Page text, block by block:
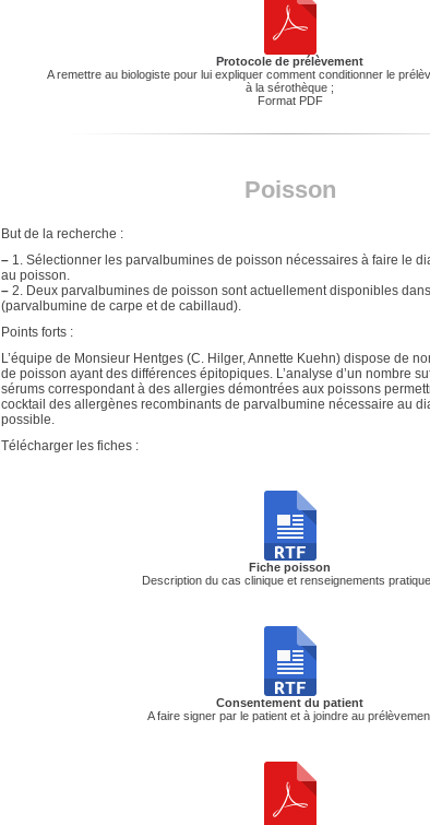
Protocole de prélèvement
A remettre au biologiste pour lui expliquer comment conditionner le
à la sérothèque ;
Format PDF
Poisson
But de la recherche :
–1. Sélectionner les parvalbumines de poisson nécessaires à faire le
au poisson.
–2. Deux parvalbumines de poisson sont actuellement disponibles
(parvalbumine de carpe et de cabillaud).
Points forts :
L’équipe de Monsieur Hentges (C. Hilger, Annette Kuehn) dispose de
de poisson ayant des différences épitopiques. L’analyse d’un nombre
sérums correspondant à des allergies démontrées aux poissons
cocktail des allergènes recombinants de parvalbumine nécessaire au
possible.
Télécharger les fiches :
Fiche poisson
Description du cas clinique et renseignements
Consentement du patient
A faire signer par le patient et à joindre au